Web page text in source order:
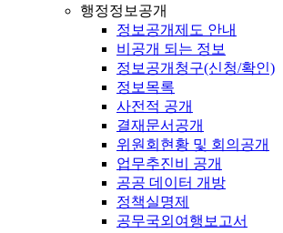
행정정보공개
정보공개제도 안내
비공개 되는 정보
정보공개청구(신청/확인)
정보목록
사전적 공개
결재문서공개
위원회현황 및 회의공개
업무추진비 공개
공공 데이터 개방
정책실명제
공무국외여행보고서